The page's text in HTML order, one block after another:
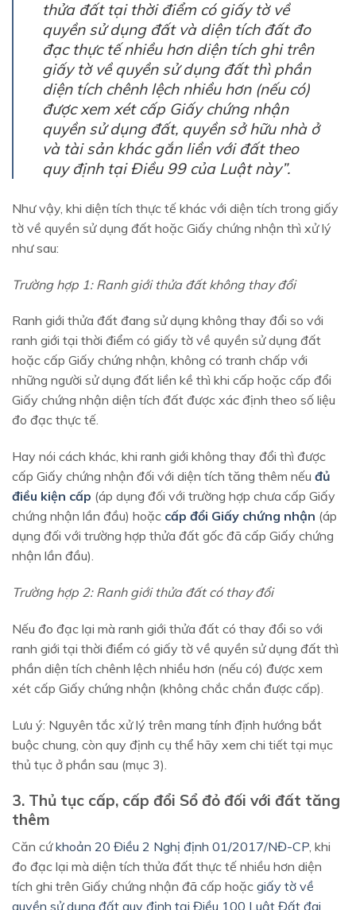
thửa đất tại thời điểm có giấy tờ về
quyền sử dụng đất và diện tích đất đo
đạc thực tế nhiều hơn diện tích ghi trên
giấy tờ về quyền sử dụng đất thì phần
diện tích chênh lệch nhiều hơn (nếu có)
được xem xét cấp Giấy chứng nhận
quyền sử dụng đất, quyền sở hữu nhà ở
và tài sản khác gắn liền với đất theo
quy định tại Điều 99 của Luật này”.
Như vậy, khi diện tích thực tế khác với diện tích trong giấy
tờ về quyền sử dụng đất hoặc Giấy chứng nhận thì xử lý
như sau:
Trường hợp 1: Ranh giới thửa đất không thay đổi
Ranh giới thửa đất đang sử dụng không thay đổi so với
ranh giới tại thời điểm có giấy tờ về quyền sử dụng đất
hoặc cấp Giấy chứng nhận, không có tranh chấp với
những người sử dụng đất liền kề thì khi cấp hoặc cấp đổi
Giấy chứng nhận diện tích đất được xác định theo số liệu
đo đạc thực tế.
Hay nói cách khác, khi ranh giới không thay đổi thì được
cấp Giấy chứng nhận đối với diện tích tăng thêm nếu đủ
điều kiện cấp (áp dụng đối với trường hợp chưa cấp Giấy
chứng nhận lần đầu) hoặc cấp đổi Giấy chứng nhận (áp
dụng đối với trường hợp thửa đất gốc đã cấp Giấy chứng
nhận lần đầu).
Trường hợp 2: Ranh giới thửa đất có thay đổi
Nếu đo đạc lại mà ranh giới thửa đất có thay đổi so với
ranh giới tại thời điểm có giấy tờ về quyền sử dụng đất thì
phần diện tích chênh lệch nhiều hơn (nếu có) được xem
xét cấp Giấy chứng nhận (không chắc chắn được cấp).
Lưu ý: Nguyên tắc xử lý trên mang tính định hướng bắt
buộc chung, còn quy định cụ thể hãy xem chi tiết tại mục
thủ tục ở phần sau (mục 3).
3. Thủ tục cấp, cấp đổi Sổ đỏ đối với đất tăng
thêm
Căn cứkhoản 20 Điều 2 Nghị định 01/2017/NĐ-CP , khi
đo đạc lại mà diện tích thửa đất thực tế nhiều hơn diện
tích ghi trên Giấy chứng nhận đã cấp hoặc giấy tờ về
quyền sử dụng đất quy định tại Điều 100 Luật Đất đai